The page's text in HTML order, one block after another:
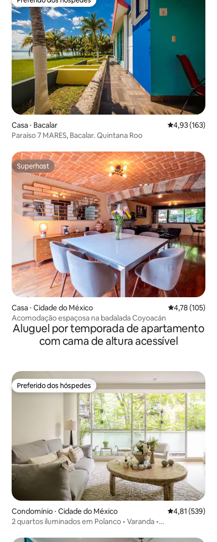
Preferido dos hóspedes
Casa ⋅ Bacalar 4,93 de uma
4,93 (163)
Paraíso 7 MARES, Bacalar. Quintana Roo
Superhost
Superhost
Casa ⋅ Cidade do México 4,78 de uma
4,78 (105)
Acomodação espaçosa na badalada Coyoacán
Aluguel por temporada de apartamento
com cama de altura acessível
Preferido dos hóspedes
Preferido dos hóspedes
Condomínio ⋅ Cidade do México 4,81 de uma
4,81 (539)
2 quartos iluminados em Polanco • Varanda •